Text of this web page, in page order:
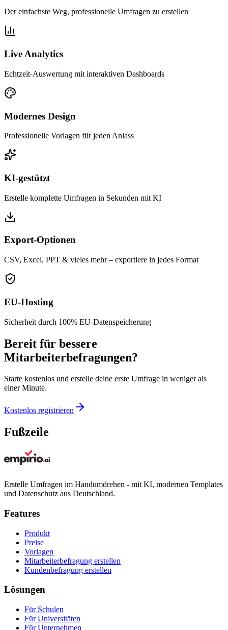
Der einfachste Weg, professionelle Umfragen zu erstellen
Live Analytics
Echtzeit-Auswertung mit interaktiven Dashboards
Modernes Design
Professionelle Vorlagen für jeden Anlass
KI-gestützt
Erstelle komplette Umfragen in Sekunden mit KI
Export-Optionen
CSV, Excel, PPT & vieles mehr – exportiere in jedes Format
EU-Hosting
Sicherheit durch 100% EU-Datenspeicherung
Bereit für bessere
Mitarbeiterbefragungen?
Starte kostenlos und erstelle deine erste Umfrage in weniger als
einer Minute.
Kostenlos registrieren
Fußzeile
Erstelle Umfragen im Handumdrehen - mit KI, modernen Templates
und Datenschutz aus Deutschland.
Features
Produkt
Preise
Vorlagen
Mitarbeiterbefragung erstellen
Kundenbefragung erstellen
Lösungen
Für Schulen
Für Universitäten
Für Unternehmen